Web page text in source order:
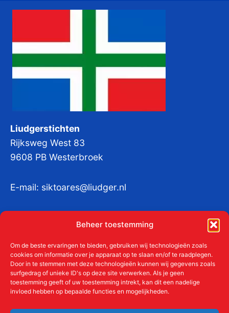
Beheer toestemming
Om de beste ervaringen te bieden, gebruiken wij technologieën zoals
cookies om informatie over je apparaat op te slaan en/of te raadplegen.
Door in te stemmen met deze technologieën kunnen wij gegevens zoals
surfgedrag of unieke ID's op deze site verwerken. Als je geen
toestemming geeft of uw toestemming intrekt, kan dit een nadelige
invloed hebben op bepaalde functies en mogelijkheden.
Liudgerstichten
Rijksweg West 83
9608 PB Westerbroek
E-mail: siktoares@liudger.nl
KvKnr:41011712
Meer over de Liudgerstichten